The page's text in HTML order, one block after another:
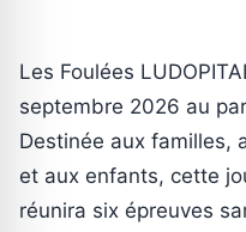
Les Foulées
septembre 2026 au
Destinée aux familles,
et aux enfants, cette
réunira six épreuves